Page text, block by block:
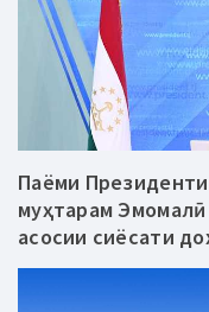
Паёми
муҳтарам
асосии сиёсати